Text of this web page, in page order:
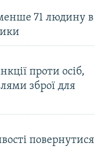
71 людину в
проти осіб,
зброї для
повернутися